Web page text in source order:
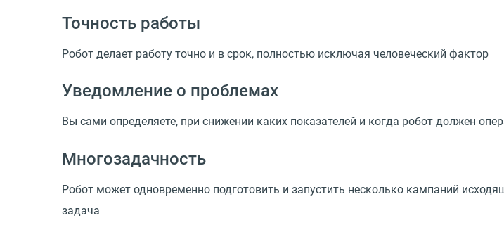
Точность работы
Робот делает работу точно и в срок, полностью исключая человеческий фактор
Уведомление о проблемах
Вы сами определяете, при снижении каких показателей и когда робот должен
Многозадачность
Робот может одновременно подготовить и запустить несколько кампаний
задача